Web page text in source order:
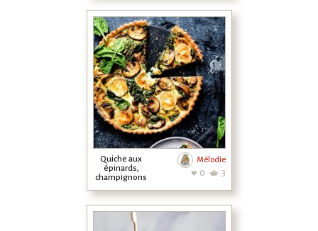
Quiche aux
épinards,
champignons
Mélodie
0 3